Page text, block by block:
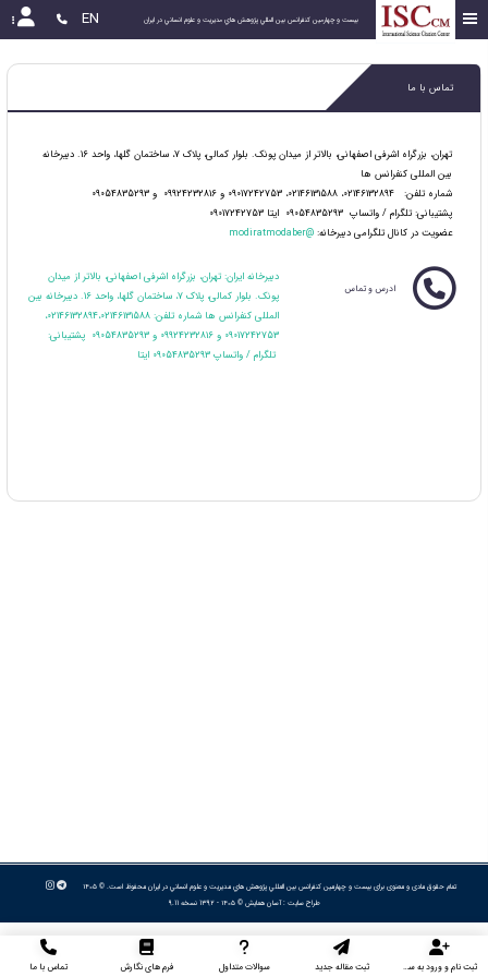
بیست و چهارمین كنفرانس بين المللي پژوهش هاي مديريت و علوم انساني در ايران EN
تماس با ما
تهران، بزرگراه اشرفی اصفهانی، بالاتر از میدان پونک. بلوار کمالی، پلاک 7، ساختمان گلها، واحد 16. دبیرخانه
بین المللی کنفرانس ها
شماره تلفن: 02146132894، 02146131588، 09017242753 و 09924232816 و 09054835293
پشتیبانی: تلگرام / واتساپ 09054835293 ایتا 09017242753
عضويت در كانال تلگرامی دبیرخانه: @modiratmodaber
ادرس و تماس
دبیرخانه ایران: تهران، بزرگراه اشرفی اصفهانی، بالاتر از میدان
پونک. بلوار کمالی، پلاک 7، ساختمان گلها، واحد 16. دبیرخانه بین
المللی کنفرانس ها شماره تلفن: 02146132894،02146131588،
09017242753 و 09924232816 و 09054835293 پشتیبانی:
تمام حقوق مادی و معنوی برای بیست و چهارمین كنفرانس بين المللي پژوهش هاي مديريت و علوم انساني در ايران محفوظ است. © ۱۴۰۵
طراح سایت :آسان همایش © ۱۴۰۵ - 1392 نسخه 9.11
ثبت نام و ورود به سایت ثبت مقاله جدید سوالات متداول فرم های نگارش تماس با ما